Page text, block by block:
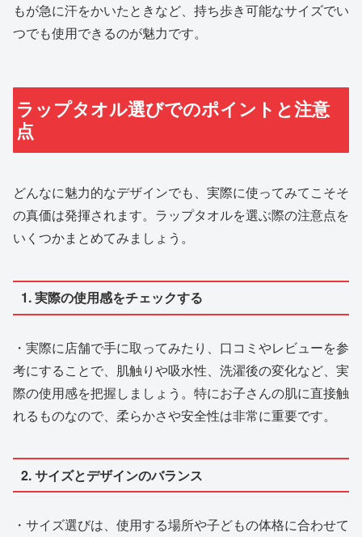
もが急に汗をかいたときなど、持ち歩き可能なサイズでい
つでも使用できるのが魅力です。
ラップタオル選びでのポイントと注意
点
どんなに魅力的なデザインでも、実際に使ってみてこそそ
の真価は発揮されます。ラップタオルを選ぶ際の注意点を
いくつかまとめてみましょう。
1. 実際の使用感をチェックする
・実際に店舗で手に取ってみたり、口コミやレビューを参
考にすることで、肌触りや吸水性、洗濯後の変化など、実
際の使用感を把握しましょう。特にお子さんの肌に直接触
れるものなので、柔らかさや安全性は非常に重要です。
2. サイズとデザインのバランス
・サイズ選びは、使用する場所や子どもの体格に合わせて